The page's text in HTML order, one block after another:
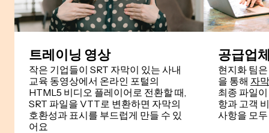
트레이닝 영상
작은 기업들이 SRT 자막이 있는 사내
교육 동영상에서 온라인 포털의
HTML5 비디오 플레이어로 전환할 때,
SRT 파일을 VTT로 변환하면 자막의
호환성과 표시를 부드럽게 만들 수 있
어요
공급업
현지화 팀
을 통해 자
최종 파일
항과 고객
사항을 모